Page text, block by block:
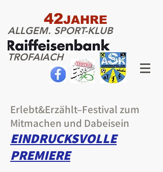
42JAHRE
ALLGEM. SPORT-KLUB
TROFAIACH
Erlebt&Erzählt–Festival zum
Mitmachen und Dabeisein
EINDRUCKSVOLLE
PREMIERE